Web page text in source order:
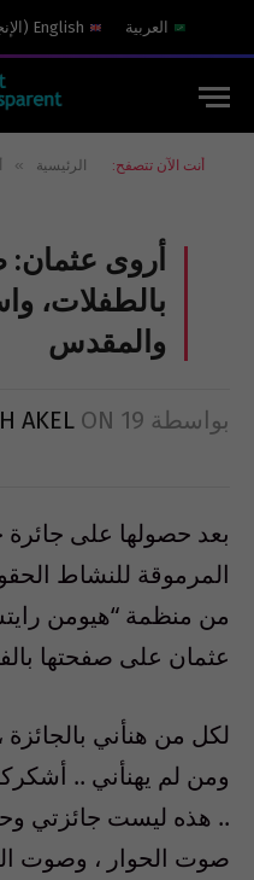
العربية English
(
أنت الآن تتصفح: الرئيسية »
أروى عثمان:
بالطفلات،
والمقدس
بواسطة AKEL ON 19 سبتمبر 2014
بعد حصولها على
من منظمة “هيومن
عثمان على صفحتها
لكل من هنأني
ومن لم يهنأني ..
.. هذه ليست جائزتي
صوت الحوار ، وصوت